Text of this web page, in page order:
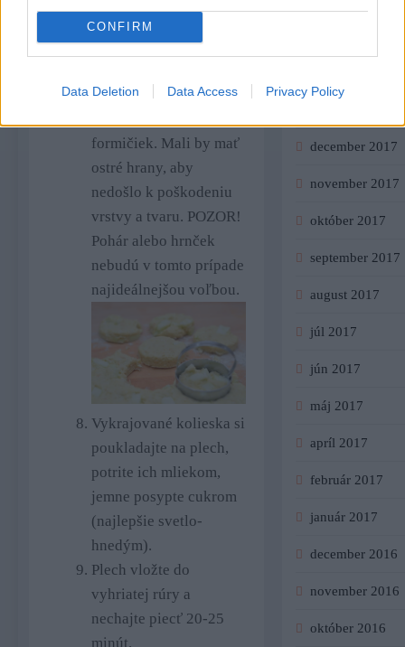
CONFIRM
Data Deletion Data Access Privacy Policy
vykrajovanie koláčikov
formičiek. Mali by mať
ostré hrany, aby
nedošlo k poškodeniu
vrstvy a tvaru. POZOR!
Pohár alebo hrnček
nebudú v tomto prípade
najideálnejšou voľbou.
Vykrajované kolieska si
poukladajte na plech,
potrite ich mliekom,
jemne posypte cukrom
(najlepšie svetlo-
hnedým).
Plech vložte do
vyhriatej rúry a
nechajte piecť 20-25
minút.
december 2017
november 2017
október 2017
september 2017
august 2017
júl 2017
jún 2017
máj 2017
apríl 2017
február 2017
január 2017
december 2016
november 2016
október 2016